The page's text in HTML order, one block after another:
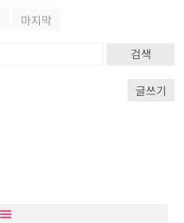
마지막
검색
글쓰기